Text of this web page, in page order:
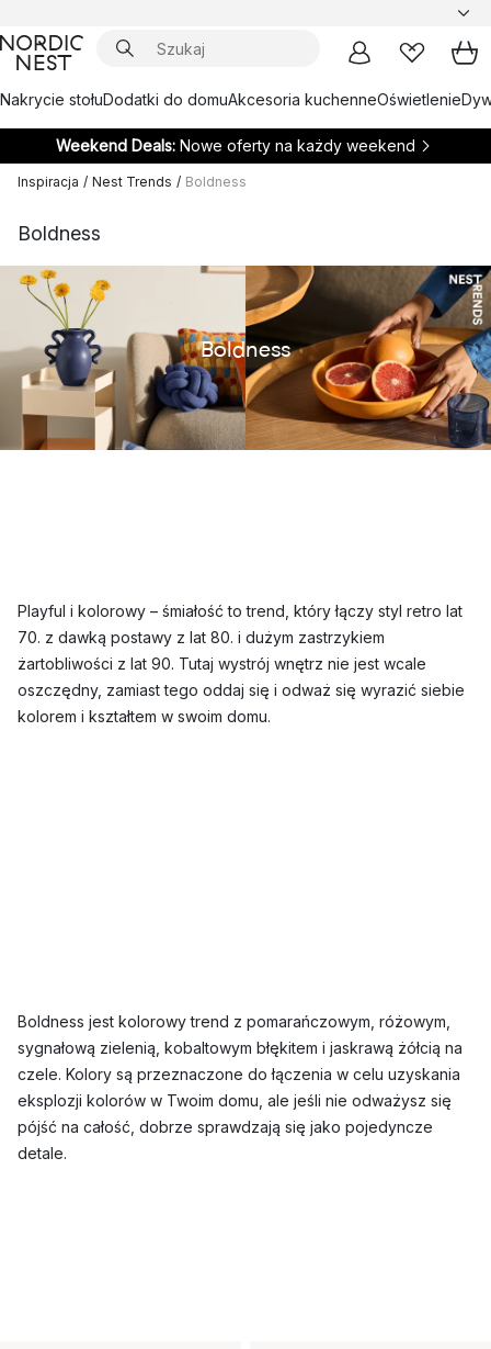
Nakrycie stołuDodatki do domuAkcesoria kuchenneOświetlenie
Weekend Deals: Nowe oferty na każdy weekend
Inspiracja / Nest Trends / Boldness
Boldness
Boldness
Playful i kolorowy – śmiałość to trend, który łączy styl retro lat
70. z dawką postawy z lat 80. i dużym zastrzykiem
żartobliwości z lat 90. Tutaj wystrój wnętrz nie jest wcale
oszczędny, zamiast tego oddaj się i odważ się wyrazić siebie
kolorem i kształtem w swoim domu.
Boldness jest kolorowy trend z pomarańczowym, różowym,
sygnałową zielenią, kobaltowym błękitem i jaskrawą żółcią na
czele. Kolory są przeznaczone do łączenia w celu uzyskania
eksplozji kolorów w Twoim domu, ale jeśli nie odważysz się
pójść na całość, dobrze sprawdzają się jako pojedyncze
detale.